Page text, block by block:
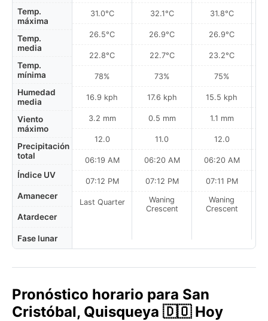
Temp.
máxima
Temp.
media
Temp.
mínima
Humedad
media
Viento
máximo
Precipitación
total
Índice UV
Amanecer
Atardecer
Fase lunar
31.0°C
26.5°C
22.8°C
78%
16.9 kph
3.2 mm
12.0
06:19 AM
07:12 PM
Last Quarter
32.1°C
26.9°C
22.7°C
73%
17.6 kph
0.5 mm
11.0
06:20 AM
07:12 PM
Waning
Crescent
31.8°C
26.9°C
23.2°C
75%
15.5 kph
1.1 mm
12.0
06:20 AM
07:11 PM
Waning
Crescent
Pronóstico horario para San
Cristóbal, Quisqueya 🇩🇴 Hoy